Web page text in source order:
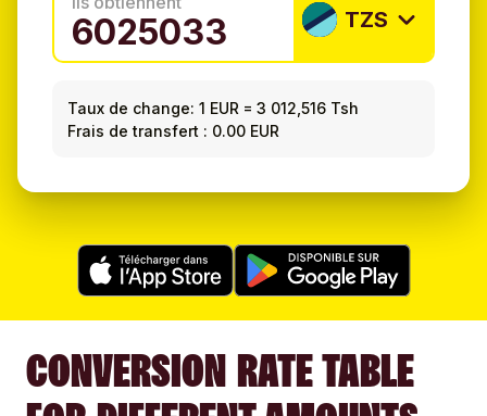
TZS
Taux de change: 1 EUR =3 012,516 Tsh
Frais de transfert : 0.00 EUR
CONVERSION RATE TABLE